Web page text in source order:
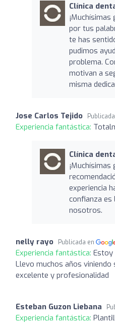
Clínica
por tus
te has
pudimos
problema.
motivan a
misma
Jose Carlos Tejido
Experiencia fantástica:
Clínica
experiencia
confianza
nosotros.
nelly rayo Publicada en
Experiencia fantástica: Estoy
Llevo muchos años
excelente y profesionalidad
Esteban Guzon Liebana
Experiencia fantástica: